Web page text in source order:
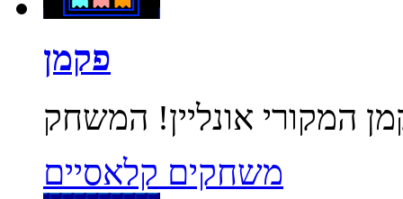
פקמן
משחקים קלאסיים